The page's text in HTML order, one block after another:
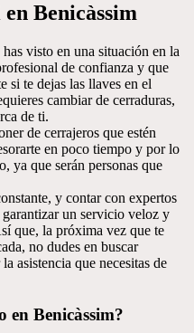
Benicàssim
visto en una situación en la
de confianza y que
si te dejas las llaves en el
cambiar de cerraduras,
de ti.
de cerrajeros que estén
en poco tiempo y por lo
ya que serán personas que
y contar con expertos
un servicio veloz y
que, la próxima vez que te
no dudes en buscar
asistencia que necesitas de
en Benicàssim?